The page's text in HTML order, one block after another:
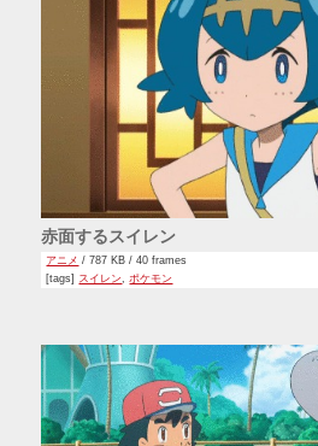
赤面するスイレン
アニメ / 787 KB / 40 frames
[tags] スイレン ポケモン